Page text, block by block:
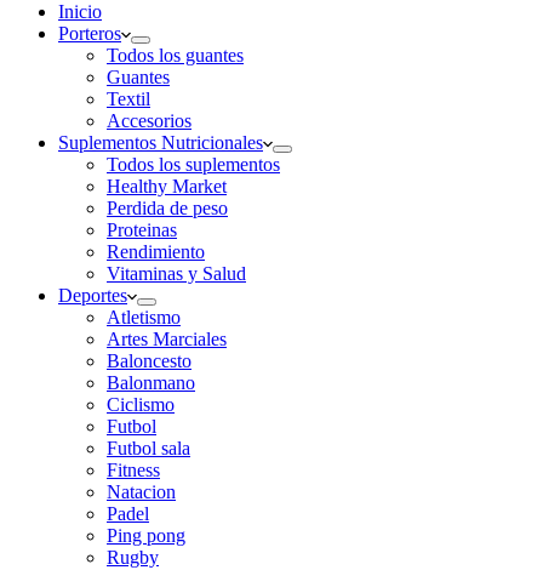
Inicio
Porteros
Todos los guantes
Guantes
Textil
Accesorios
Suplementos Nutricionales
Todos los suplementos
Healthy Market
Perdida de peso
Proteinas
Rendimiento
Vitaminas y Salud
Deportes
Atletismo
Artes Marciales
Baloncesto
Balonmano
Ciclismo
Futbol
Futbol sala
Fitness
Natacion
Padel
Ping pong
Rugby